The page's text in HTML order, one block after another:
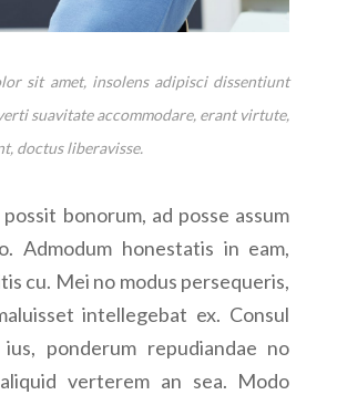
sit amet, insolens adipisci dissentiunt
suavitate accommodare, erant virtute,
doctus liberavisse.
bonorum, ad posse assum
Admodum honestatis in eam,
cu. Mei no modus persequeris,
intellegebat ex. Consul
ponderum repudiandae no
verterem an sea. Modo